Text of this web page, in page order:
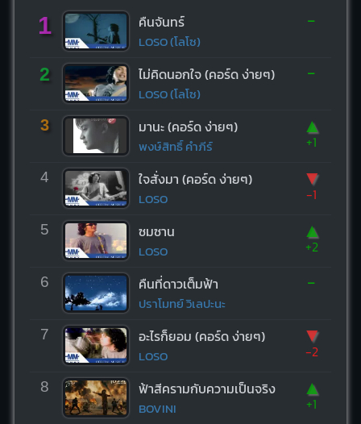
1 คืนจันทร์
LOSO (โลโซ)
-
2 ไม่คิดนอกใจ (คอร์ด ง่ายๆ)
LOSO (โลโซ)
-
3 มานะ (คอร์ด ง่ายๆ)
พงษ์สิทธิ์ คำภีร์
▲
+1
4 ใจสั่งมา (คอร์ด ง่ายๆ)
LOSO
▼
-1
5 ซมซาน
LOSO
▲
+2
6 คืนที่ดาวเต็มฟ้า
ปราโมทย์ วิเลปะนะ
-
7 อะไรก็ยอม (คอร์ด ง่ายๆ)
LOSO
▼
-2
8 ฟ้าสีครามกับความเป็นจริง
BOVINI
▲
+1